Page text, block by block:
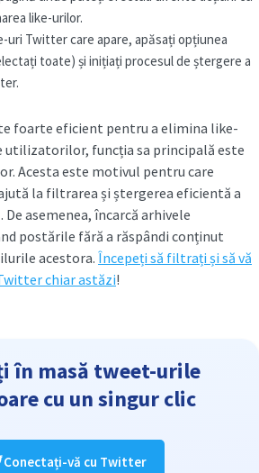
like-urilor.
uri Twitter care apare, apăsați opțiunea
toate) și inițiați procesul de ștergere a
foarte eficient pentru a elimina like-
utilizatorilor, funcția sa principală este
Acesta este motivul pentru care
la filtrarea și ștergerea eficientă a
asemenea, încarcă arhivele
postările fără a răspândi conținut
acestora. Începeți să filtrați și să vă
chiar astăzi!
în masă tweet-urile
cu un singur clic
Conectați-vă cu Twitter